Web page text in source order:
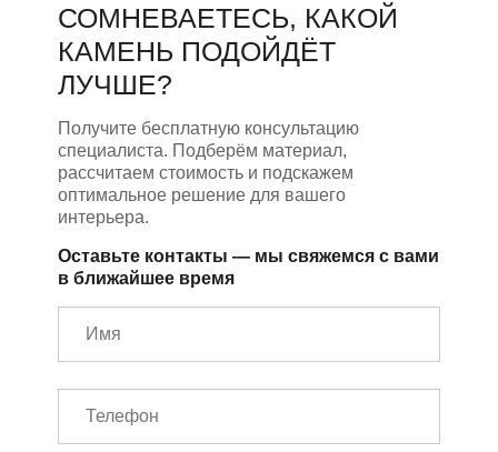
СОМНЕВАЕТЕСЬ, КАКОЙ
КАМЕНЬ ПОДОЙДЁТ
ЛУЧШЕ?
Получите бесплатную консультацию
специалиста. Подберём материал,
рассчитаем стоимость и подскажем
оптимальное решение для вашего
интерьера.
Оставьте контакты — мы свяжемся с вами
в ближайшее время